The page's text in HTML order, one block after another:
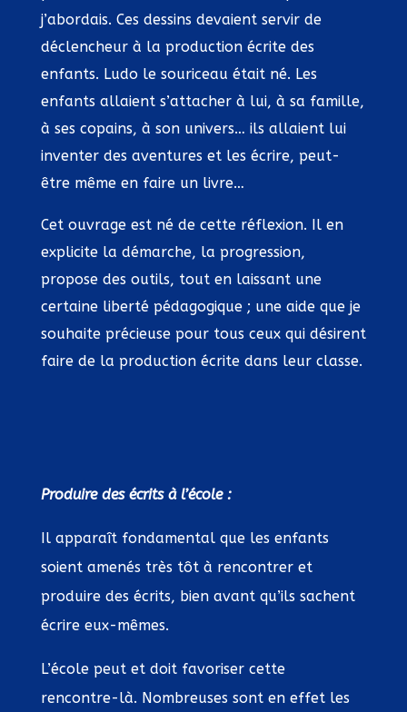
j’abordais. Ces dessins devaient servir de
déclencheur à la production écrite des
enfants. Ludo le souriceau était né. Les
enfants allaient s’attacher à lui, à sa famille,
à ses copains, à son univers… ils allaient lui
inventer des aventures et les écrire, peut-
être même en faire un livre…
Cet ouvrage est né de cette réflexion. Il en
explicite la démarche, la progression,
propose des outils, tout en laissant une
certaine liberté pédagogique ; une aide que je
souhaite précieuse pour tous ceux qui désirent
faire de la production écrite dans leur classe.
Produire des écrits à l’école :
Il apparaît fondamental que les enfants
soient amenés très tôt à rencontrer et
produire des écrits, bien avant qu’ils sachent
écrire eux-mêmes.
L’école peut et doit favoriser cette
rencontre-là. Nombreuses sont en effet les